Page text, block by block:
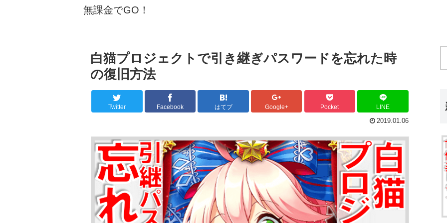
無課金でGO！
白猫プロジェクトで引き継ぎパスワードを忘れた時
の復旧方法
Twitter Facebook はてブ Google+ Pocket LINE
2019.01.06